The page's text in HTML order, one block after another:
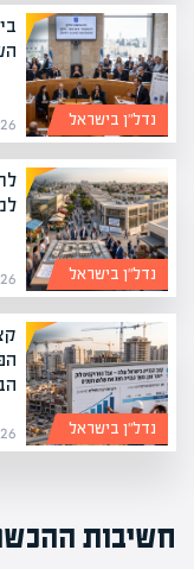
13/ נדל”ן בישראל
07/ נדל”ן בישראל
22/ נדל”ן בישראל
חשיבות